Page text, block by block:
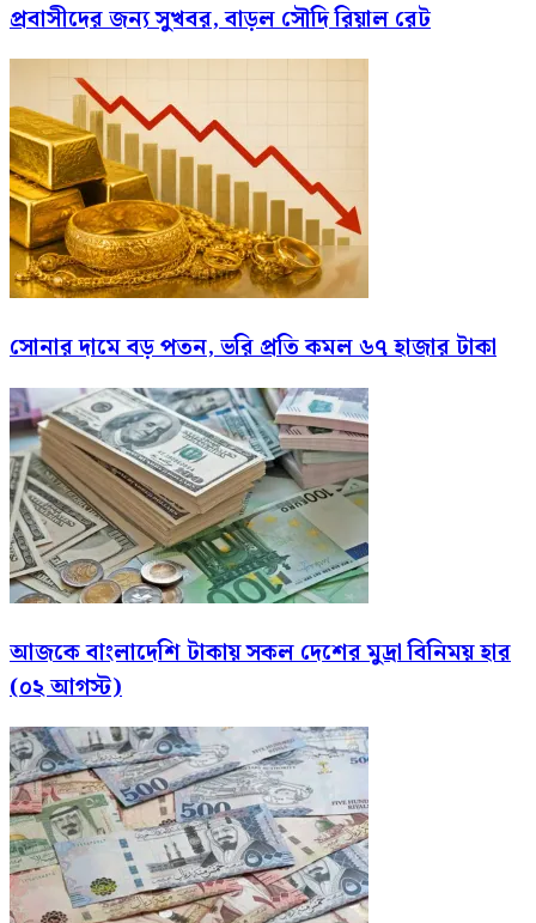
প্রবাসীদের জন্য সুখবর, বাড়ল সৌদি রিয়াল রেট
সোনার দামে বড় পতন, ভরি প্রতি কমল ৬৭ হাজার টাকা
আজকে বাংলাদেশি টাকায় সকল দেশের মুদ্রা বিনিময় হার
(০২ আগস্ট)